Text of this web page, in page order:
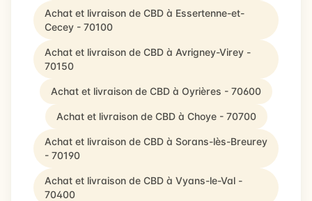
Achat et livraison de CBD à Essertenne-et-
Cecey - 70100
Achat et livraison de CBD à Avrigney-Virey -
70150
Achat et livraison de CBD à Oyrières - 70600
Achat et livraison de CBD à Choye - 70700
Achat et livraison de CBD à Sorans-lès-Breurey
- 70190
Achat et livraison de CBD à Vyans-le-Val -
70400